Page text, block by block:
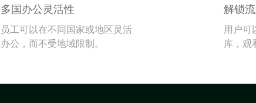
多国办公灵活性
员工可以在不同国家或地区灵活
办公，而不受地域限制。
解锁
用户可
库，观